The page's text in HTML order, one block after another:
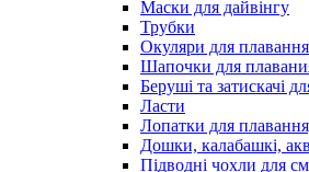
Маски для дайвінгу
Трубки
Окуляри для плавання
Шапочки для
Беруші та затискачі
Ласти
Лопатки для
Дошки, калабашкі,
Підводні чохли для